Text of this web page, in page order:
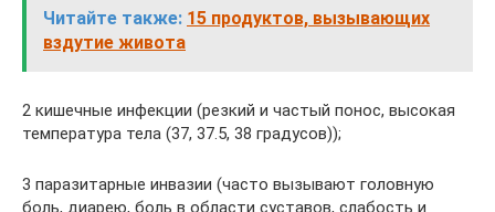
Читайте также: 15 продуктов, вызывающих
вздутие живота
2 кишечные инфекции (резкий и частый понос, высокая
температура тела (37, 37.5, 38 градусов));
3 паразитарные инвазии (часто вызывают головную
боль, диарею, боль в области суставов, слабость и